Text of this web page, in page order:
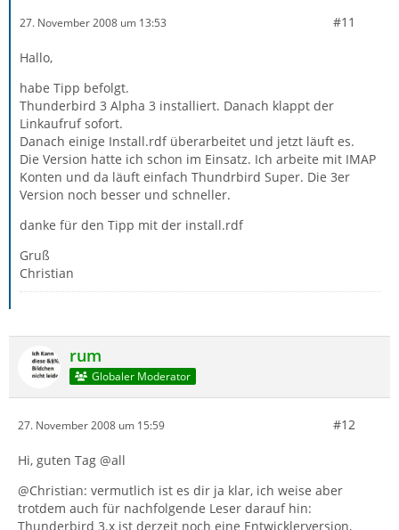
27. November 2008 um 13:53 #11
Hallo,
habe Tipp befolgt.
Thunderbird 3 Alpha 3 installiert. Danach klappt der
Linkaufruf sofort.
Danach einige Install.rdf überarbeitet und jetzt läuft es.
Die Version hatte ich schon im Einsatz. Ich arbeite mit IMAP
Konten und da läuft einfach Thundrbird Super. Die 3er
Version noch besser und schneller.
danke für den Tipp mit der install.rdf
Gruß
Christian
rum
Globaler Moderator
27. November 2008 um 15:59 #12
Hi, guten Tag @all
@Christian: vermutlich ist es dir ja klar, ich weise aber
trotdem auch für nachfolgende Leser darauf hin:
Thunderbird 3.x ist derzeit noch eine Entwicklerversion,